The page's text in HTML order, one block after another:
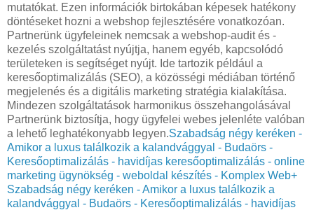
mutatókat. Ezen információk birtokában képesek hatékony
döntéseket hozni a webshop fejlesztésére vonatkozóan.
Partnerünk ügyfeleinek nemcsak a webshop-audit és -
kezelés szolgáltatást nyújtja, hanem egyéb, kapcsolódó
területeken is segítséget nyújt. Ide tartozik például a
keresőoptimalizálás (SEO), a közösségi médiában történő
megjelenés és a digitális marketing stratégia kialakítása.
Mindezen szolgáltatások harmonikus összehangolásával
Partnerünk biztosítja, hogy ügyfelei webes jelenléte valóban
a lehető leghatékonyabb legyen.Szabadság négy keréken -
Amikor a luxus találkozik a kalandvággyal - Budaörs -
Keresőoptimalizálás - havidíjas keresőoptimalizálás - online
marketing ügynökség - weboldal készítés - Komplex Web+
Szabadság négy keréken - Amikor a luxus találkozik a
kalandvággyal - Budaörs - Keresőoptimalizálás - havidíjas